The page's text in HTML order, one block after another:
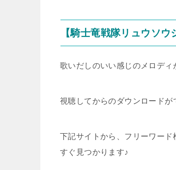
【騎士竜戦隊リュウソ
歌いだしのいい感じのメロディ
視聴してからのダウンロードが
下記サイトから、フリーワード
すぐ見つかります♪